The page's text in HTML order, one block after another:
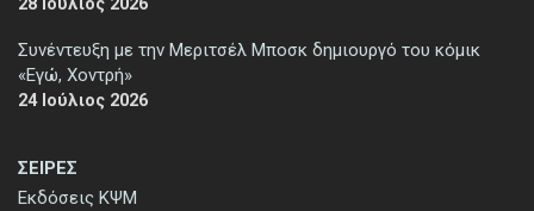
ΣΕΙΡΕΣ
Εκδόσεις ΚΨΜ
Συνέντευξη με την Μεριτσέλ Μποσκ δημιουργό του κόμικ
«Εγώ, Χοντρή»
24 Ιούλιος 2026